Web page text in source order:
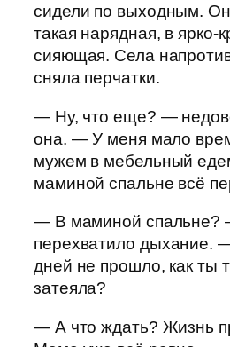
сидели по выходным.
такая нарядная, в ярко-
сияющая. Села
сняла перчатки.
— Ну, что еще? —
она. — У меня мало
мужем в мебельный
маминой спальне всё
— В маминой спальне?
перехватило дыхание.
дней не прошло, как ты
затеяла?
— А что ждать? Жизнь